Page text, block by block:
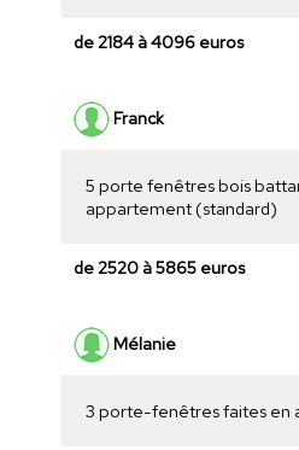
de 2184 à 4096 euros
Franck
5 porte fenêtres bois
appartement (standard)
de 2520 à 5865 euros
Mélanie
3 porte-fenêtres faites en